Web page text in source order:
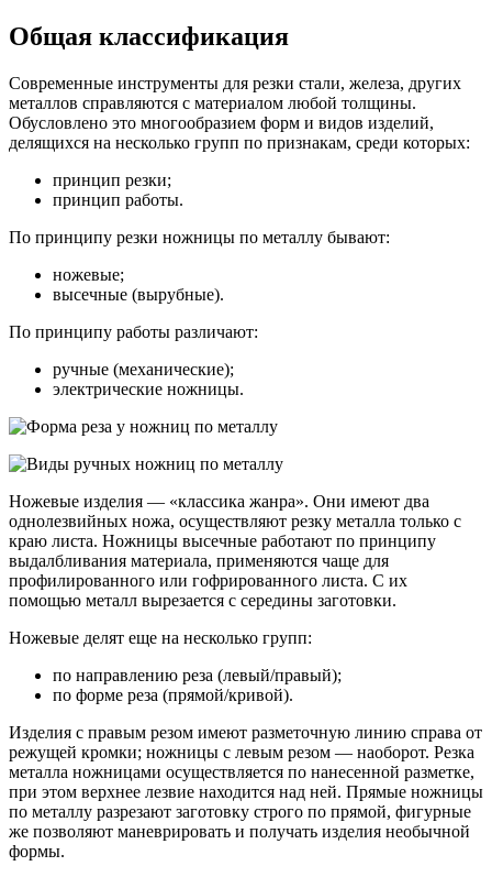
Общая классификация
Современные инструменты для резки стали, железа, других
металлов справляются с материалом любой толщины.
Обусловлено это многообразием форм и видов изделий,
делящихся на несколько групп по признакам, среди которых:
принцип резки;
принцип работы.
По принципу резки ножницы по металлу бывают:
ножевые;
высечные (вырубные).
По принципу работы различают:
ручные (механические);
электрические ножницы.
Ножевые изделия — «классика жанра». Они имеют два
однолезвийных ножа, осуществляют резку металла только с
краю листа. Ножницы высечные работают по принципу
выдалбливания материала, применяются чаще для
профилированного или гофрированного листа. С их
помощью металл вырезается с середины заготовки.
Ножевые делят еще на несколько групп:
по направлению реза (левый/правый);
по форме реза (прямой/кривой).
Изделия с правым резом имеют разметочную линию справа от
режущей кромки; ножницы с левым резом — наоборот. Резка
металла ножницами осуществляется по нанесенной разметке,
при этом верхнее лезвие находится над ней. Прямые ножницы
по металлу разрезают заготовку строго по прямой, фигурные
же позволяют маневрировать и получать изделия необычной
формы.